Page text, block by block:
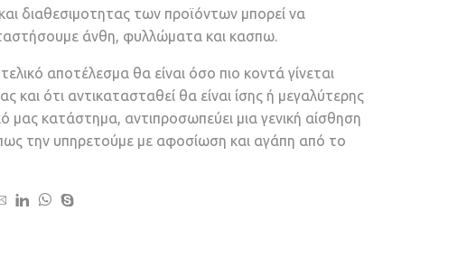
διαθεσιμοτητας των προϊόντων μπορεί να
άνθη, φυλλώματα και κασπω.
αποτέλεσμα θα είναι όσο πιο κοντά γίνεται
και ότι αντικατασταθεί θα είναι ίσης ή μεγαλύτερης
μας κατάστημα, αντιπροσωπεύει μια γενική αίσθηση
την υπηρετούμε με αφοσίωση και αγάπη από το